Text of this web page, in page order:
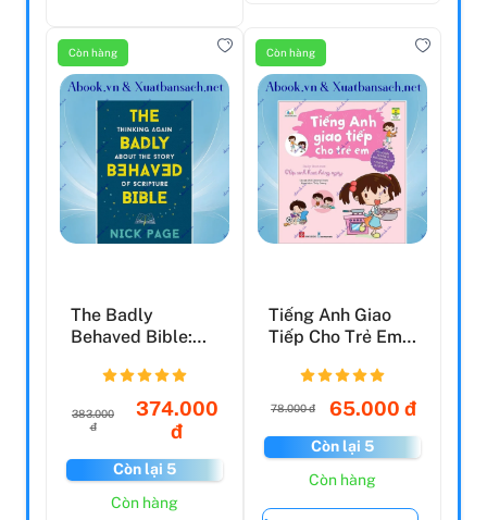
Còn hàng
The Badly
Behaved Bible:
About The ...
383.000
đ
374.000
đ
Còn lại 5
Còn hàng
Còn hàng
Tiếng Anh Giao
Tiếp Cho Trẻ Em -
78.000 đ 65.000 đ
Còn lại 5
Còn hàng